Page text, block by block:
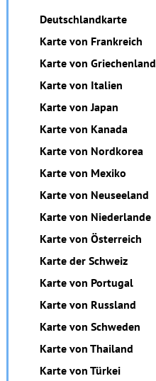
Deutschlandkarte
Karte von Frankreich
Karte von Griechenland
Karte von Italien
Karte von Japan
Karte von Kanada
Karte von Nordkorea
Karte von Mexiko
Karte von Neuseeland
Karte von Niederlande
Karte von Österreich
Karte der Schweiz
Karte von Portugal
Karte von Russland
Karte von Schweden
Karte von Thailand
Karte von Türkei